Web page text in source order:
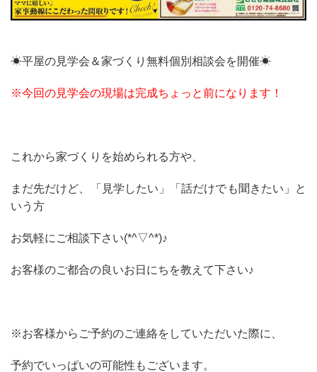
☀平屋の見学会＆家づくり無料個別相談会を開催☀
※今回の見学会の現場は完成ちょっと前になります！
これから家づくりを始められる方や、
まだ先だけど、「見学したい」「話だけでも聞きたい」と
いう方
お気軽にご相談下さい(*^▽^*)♪
お客様のご都合の良いお日にちを教えて下さい♪
※お客様からご予約のご連絡をしていただいた際に、
予約でいっぱいの可能性もございます。